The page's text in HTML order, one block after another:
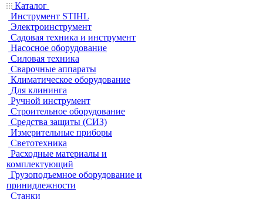
Каталог
Инструмент STIHL
Электроинструмент
Садовая техника и инструмент
Насосное оборудование
Силовая техника
Сварочные аппараты
Климатическое оборудование
Для клининга
Ручной инструмент
Строительное оборудование
Средства защиты (СИЗ)
Измерительные приборы
Светотехника
Расходные материалы и
комплектующий
Грузоподъемное оборудование и
принидлежности
Станки